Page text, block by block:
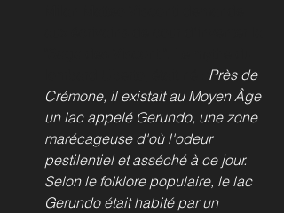
Près de
Crémone, il existait au Moyen Âge
un lac appelé Gerundo, une zone
marécageuse d'où l'odeur
pestilentiel et asséché à ce jour.
Selon le folklore populaire, le lac
Gerundo était habité par un